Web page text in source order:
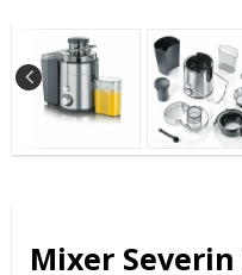
Mixer Severin